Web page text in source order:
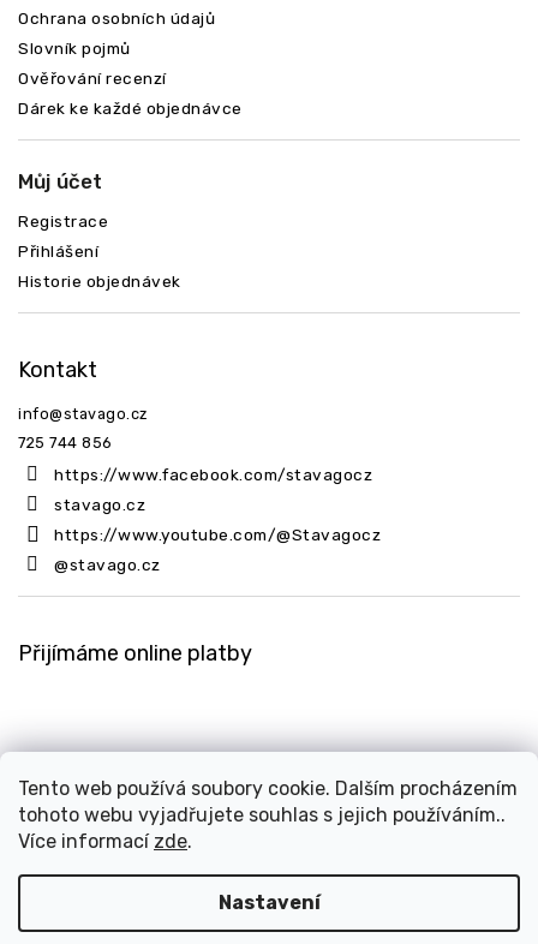
Tento web používá soubory cookie. Dalším procházením
tohoto webu vyjadřujete souhlas s jejich používáním..
Více informací zde.
Nastavení
Ochrana osobních údajů
Slovník pojmů
Ověřování recenzí
Dárek ke každé objednávce
Můj účet
Registrace
Přihlášení
Historie objednávek
Kontakt
info@stavago.cz
725 744 856
https://www.facebook.com/stavagocz
stavago.cz
https://www.youtube.com/@Stavagocz
@stavago.cz
Přijímáme online platby
Copyright 2026
| Platforma